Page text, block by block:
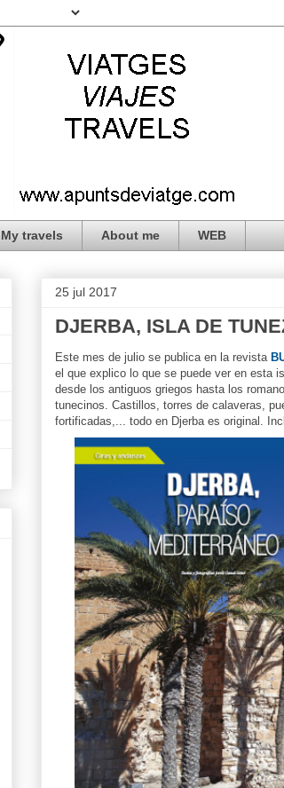
My travels About me WEB
25 jul 2017
DJERBA, ISLA DE
Este mes de julio se publica en la revista
el que explico lo que se puede ver en esta
desde los antiguos griegos hasta los
tunecinos. Castillos, torres de calaveras,
fortificadas,... todo en Djerba es original.